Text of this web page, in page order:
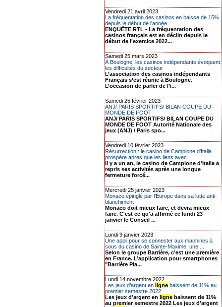
Vendredi 21 avril 2023
La fréquentation des casinos en baisse de 15%
depuis le début de l'année
ENQUÊTE RTL - La fréquentation des
casinos français est en déclin depuis le
début de l'exercice 2022...
Samedi 25 mars 2023
À Boulogne, les casinos indépendants évoquent
les difficultés du secteur
L’association des casinos indépendants
Français s’est réunie à Boulogne.
L’occasion de parler de l’i...
Samedi 25 février 2023
ANJ/ PARIS SPORTIFS/ BILAN COUPE DU
MONDE DE FOOT
ANJ/ PARIS SPORTIFS/ BILAN COUPE DU
MONDE DE FOOT Autorité Nationale des
jeux (ANJ) / Paris spo...
Vendredi 10 février 2023
Résurrection : le casino de Campione d'Italia
prospère après que les liens avec ...
Il y a un an, le casino de Campione d'Italia a
repris ses activités après une longue
fermeture forcé...
Mercredi 25 janvier 2023
Monaco épinglé par l’Europe dans sa lutte anti-
blanchiment
Monaco doit mieux faire, et devra mieux
faire. C'est ce qu'a affirmé ce lundi 23
janvier le Conseil ...
Lundi 9 janvier 2023
Une appli pour se connecter aux machines à
sous du casino de Sainte-Maxime, une ...
Selon le groupe Barrière, c’est une première
en France. L’application pour smartphones
"Barrière Pla...
Lundi 14 novembre 2022
Les jeux d’argent en ligne baissent de 11% au
premier semestre 2022
Les jeux d’argent en ligne baissent de 11%
au premier semestre 2022 Les jeux d’argent